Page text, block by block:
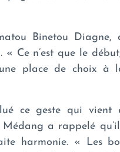
Binetou Diagne,
Ce n’est que le
place de choix à
ce geste qui vient
a rappelé
harmonie. « Les